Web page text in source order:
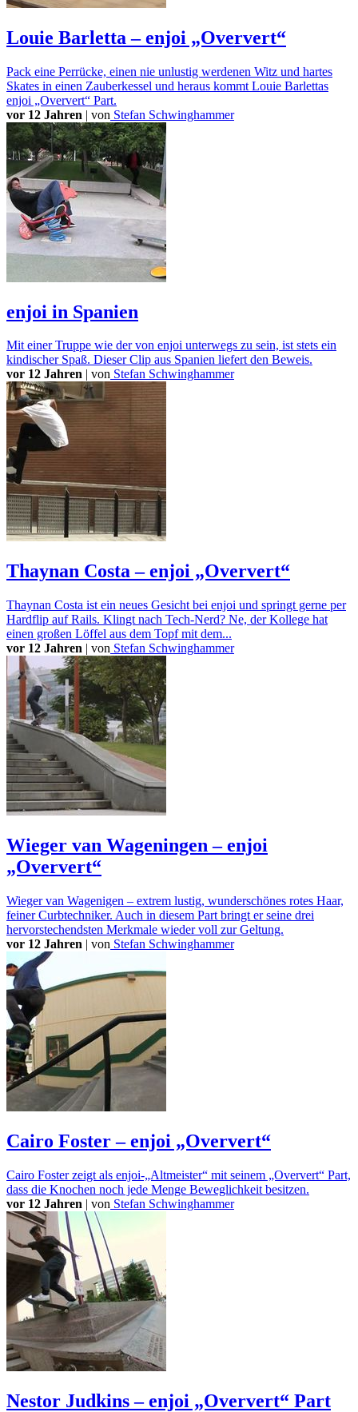
Louie Barletta – enjoi „Oververt“
Pack eine Perrücke, einen nie unlustig werdenen Witz und hartes
Skates in einen Zauberkessel und heraus kommt Louie Barlettas
enjoi „Oververt“ Part.
vor 12 Jahren | von Stefan Schwinghammer
enjoi in Spanien
Mit einer Truppe wie der von enjoi unterwegs zu sein, ist stets ein
kindischer Spaß. Dieser Clip aus Spanien liefert den Beweis.
vor 12 Jahren | von Stefan Schwinghammer
Thaynan Costa – enjoi „Oververt“
Thaynan Costa ist ein neues Gesicht bei enjoi und springt gerne per
Hardflip auf Rails. Klingt nach Tech-Nerd? Ne, der Kollege hat
einen großen Löffel aus dem Topf mit dem...
vor 12 Jahren | von Stefan Schwinghammer
Wieger van Wageningen – enjoi
„Oververt“
Wieger van Wagenigen – extrem lustig, wunderschönes rotes Haar,
feiner Curbtechniker. Auch in diesem Part bringt er seine drei
hervorstechendsten Merkmale wieder voll zur Geltung.
vor 12 Jahren | von Stefan Schwinghammer
Cairo Foster – enjoi „Oververt“
Cairo Foster zeigt als enjoi-„Altmeister“ mit seinem „Oververt“ Part,
dass die Knochen noch jede Menge Beweglichkeit besitzen.
vor 12 Jahren | von Stefan Schwinghammer
Nestor Judkins – enjoi „Oververt“ Part